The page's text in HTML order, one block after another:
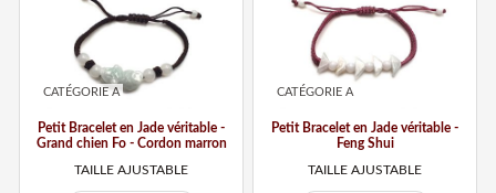
CATÉGORIE A
Petit Bracelet en Jade véritable -
Grand chien Fo - Cordon marron
TAILLE AJUSTABLE
CATÉGORIE A
Petit Bracelet en Jade véritable -
Feng Shui
TAILLE AJUSTABLE